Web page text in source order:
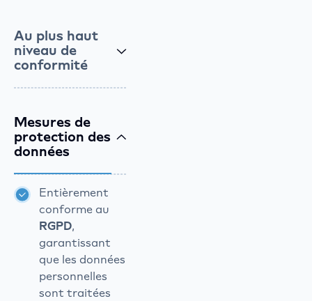
Au plus haut
niveau de
conformité
Mesures de
protection des
données
Entièrement
conforme au
RGPD,
garantissant
que les données
personnelles
sont traitées